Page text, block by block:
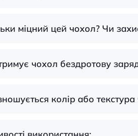
міцний цей чохол? Чи
чохол бездротову
колір або